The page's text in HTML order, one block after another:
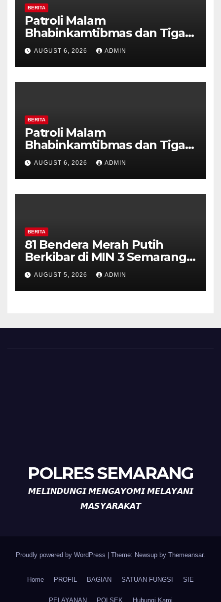
BERITA
Patroli Malam
Bhabinkamtibmas dan Tiga
Pilar Kelurahan Ungaran
Perkuat Kamtibmas, Warga
Diajak Aktifkan Ronda
AUGUST 6, 2026 ADMIN
BERITA
Patroli Malam
Bhabinkamtibmas dan Tiga
Pilar Kelurahan Ungaran
Perkuat Kamtibmas, Warga
Diajak Aktifkan Ronda
AUGUST 6, 2026 ADMIN
BERITA
81 Bendera Merah Putih
Berkibar di MIN 3 Semarang,
Bhabinkamtibmas Desa
Timpik Hadiri Peringatan
HUT ke-81 Kemerdekaan RI
AUGUST 5, 2026 ADMIN
POLRES SEMARANG
𝙈𝙀𝙇𝙄𝙉𝘿𝙐𝙉𝙂𝙄 𝙈𝙀𝙉𝙂𝘼𝙔𝙊𝙈𝙄 𝙈𝙀𝙇𝘼𝙔𝘼𝙉𝙄
𝙈𝘼𝙎𝙔𝘼𝙍𝘼𝙆𝘼𝙏
Proudly powered by WordPress Theme: Newsup by Themeansar.
Home PROFIL BAGIAN SATUAN FUNGSI SIE
PELAYANAN POLSEK Hubungi Kami